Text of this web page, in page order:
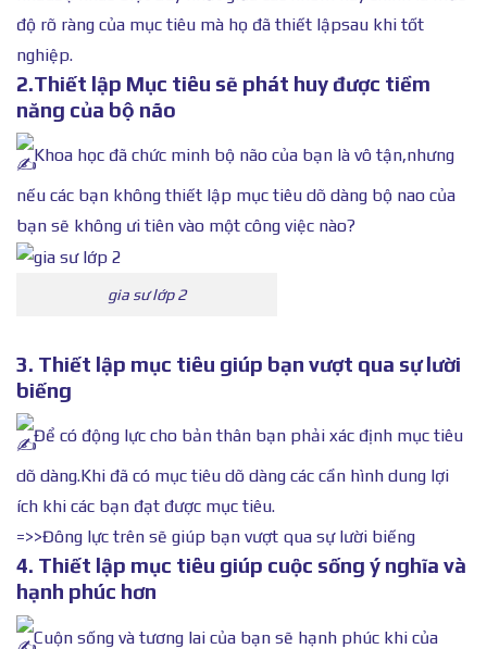
độ rõ ràng của mục tiêu mà họ đã thiết lậpsau khi tốt
nghiệp.
2.Thiết lập Mục tiêu sẽ phát huy được tiềm
năng của bộ não
Khoa học đã chức minh bộ não của bạn là vô tận,nhưng
nếu các bạn không thiết lập mục tiêu dõ dàng bộ nao của
bạn sẽ không ưi tiên vào một công việc nào?
gia sư lớp 2
3. Thiết lập mục tiêu giúp bạn vượt qua sự lười
biếng
Để có động lực cho bản thân bạn phải xác định mục tiêu
dõ dàng.Khi đã có mục tiêu dõ dàng các cần hình dung lợi
ích khi các bạn đạt được mục tiêu.
=>>Đông lực trên sẽ giúp bạn vượt qua sự lười biếng
4. Thiết lập mục tiêu giúp cuộc sống ý nghĩa và
hạnh phúc hơn
Cuộn sống và tương lai của bạn sẽ hạnh phúc khi của